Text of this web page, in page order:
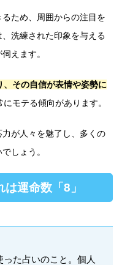
ため、周囲からの注目を
洗練された印象を与える
えます。
その自信が表情や姿勢に
モテる傾向があります。
が人々を魅了し、多くの
しょう。
運命数「8」
た占いのこと。個人